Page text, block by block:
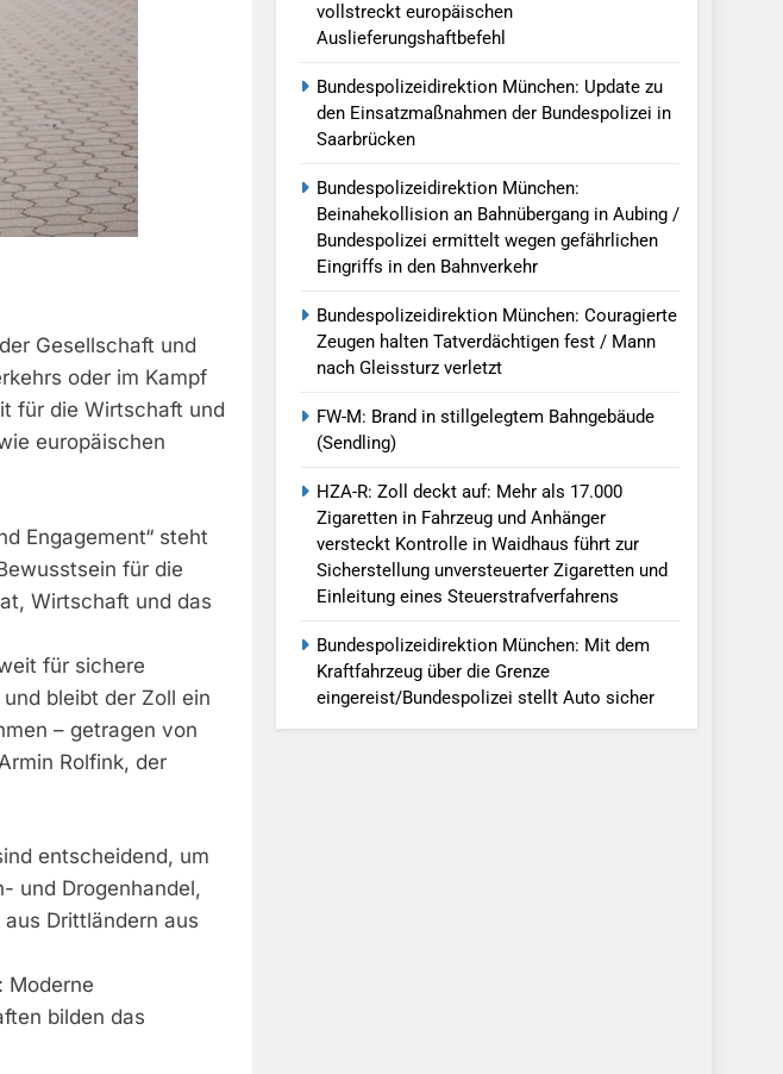
Gesellschaft und
oder im Kampf
für die Wirtschaft und
europäischen
Engagement“ steht
für die
Wirtschaft und das
für sichere
bleibt der Zoll ein
– getragen von
Rolfink, der
entscheidend, um
und Drogenhandel,
Drittländern aus
Moderne
bilden das
vollstreckt europäischen
Auslieferungshaftbefehl
Bundespolizeidirektion München: Update zu
den Einsatzmaßnahmen der Bundespolizei in
Saarbrücken
Bundespolizeidirektion München:
Beinahekollision an Bahnübergang in Aubing /
Bundespolizei ermittelt wegen gefährlichen
Eingriffs in den Bahnverkehr
Bundespolizeidirektion München: Couragierte
Zeugen halten Tatverdächtigen fest / Mann
nach Gleissturz verletzt
FW-M: Brand in stillgelegtem Bahngebäude
(Sendling)
HZA-R: Zoll deckt auf: Mehr als 17.000
Zigaretten in Fahrzeug und Anhänger
versteckt Kontrolle in Waidhaus führt zur
Sicherstellung unversteuerter Zigaretten und
Einleitung eines Steuerstrafverfahrens
Bundespolizeidirektion München: Mit dem
Kraftfahrzeug über die Grenze
eingereist/Bundespolizei stellt Auto sicher